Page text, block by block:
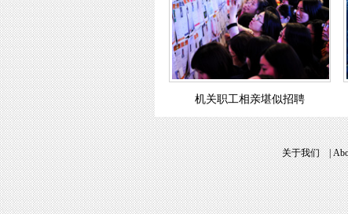
机关职工相亲堪似招聘
关于我们|